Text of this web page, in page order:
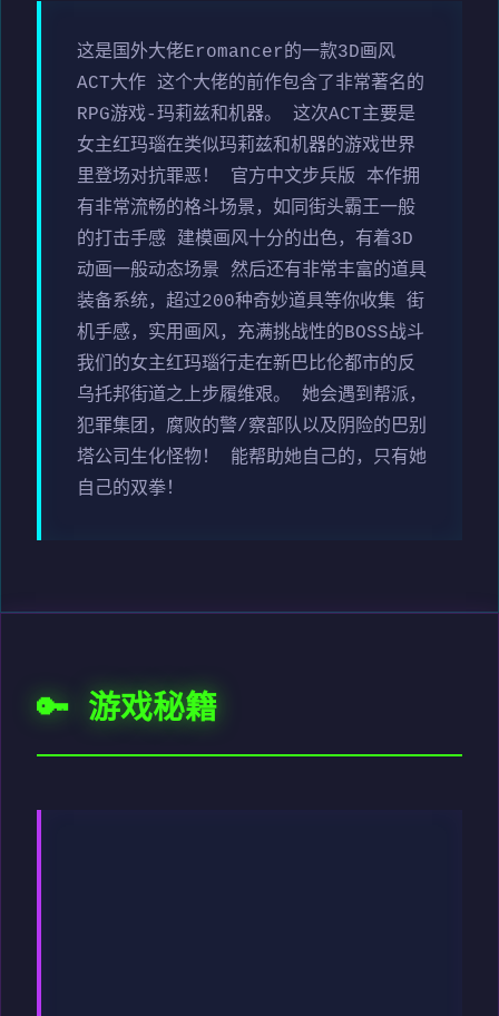
这是国外大佬Eromancer的一款3D画风
ACT大作 这个大佬的前作包含了非常著名的
RPG游戏-玛莉兹和机器。 这次ACT主要是
女主红玛瑙在类似玛莉兹和机器的游戏世界
里登场对抗罪恶！ 官方中文步兵版 本作拥
有非常流畅的格斗场景，如同街头霸王一般
的打击手感 建模画风十分的出色，有着3D
动画一般动态场景 然后还有非常丰富的道具
装备系统，超过200种奇妙道具等你收集 街
机手感，实用画风，充满挑战性的BOSS战斗
我们的女主红玛瑙行走在新巴比伦都市的反
乌托邦街道之上步履维艰。 她会遇到帮派，
犯罪集团，腐败的警/察部队以及阴险的巴别
塔公司生化怪物！ 能帮助她自己的，只有她
自己的双拳！
🔑 游戏秘籍